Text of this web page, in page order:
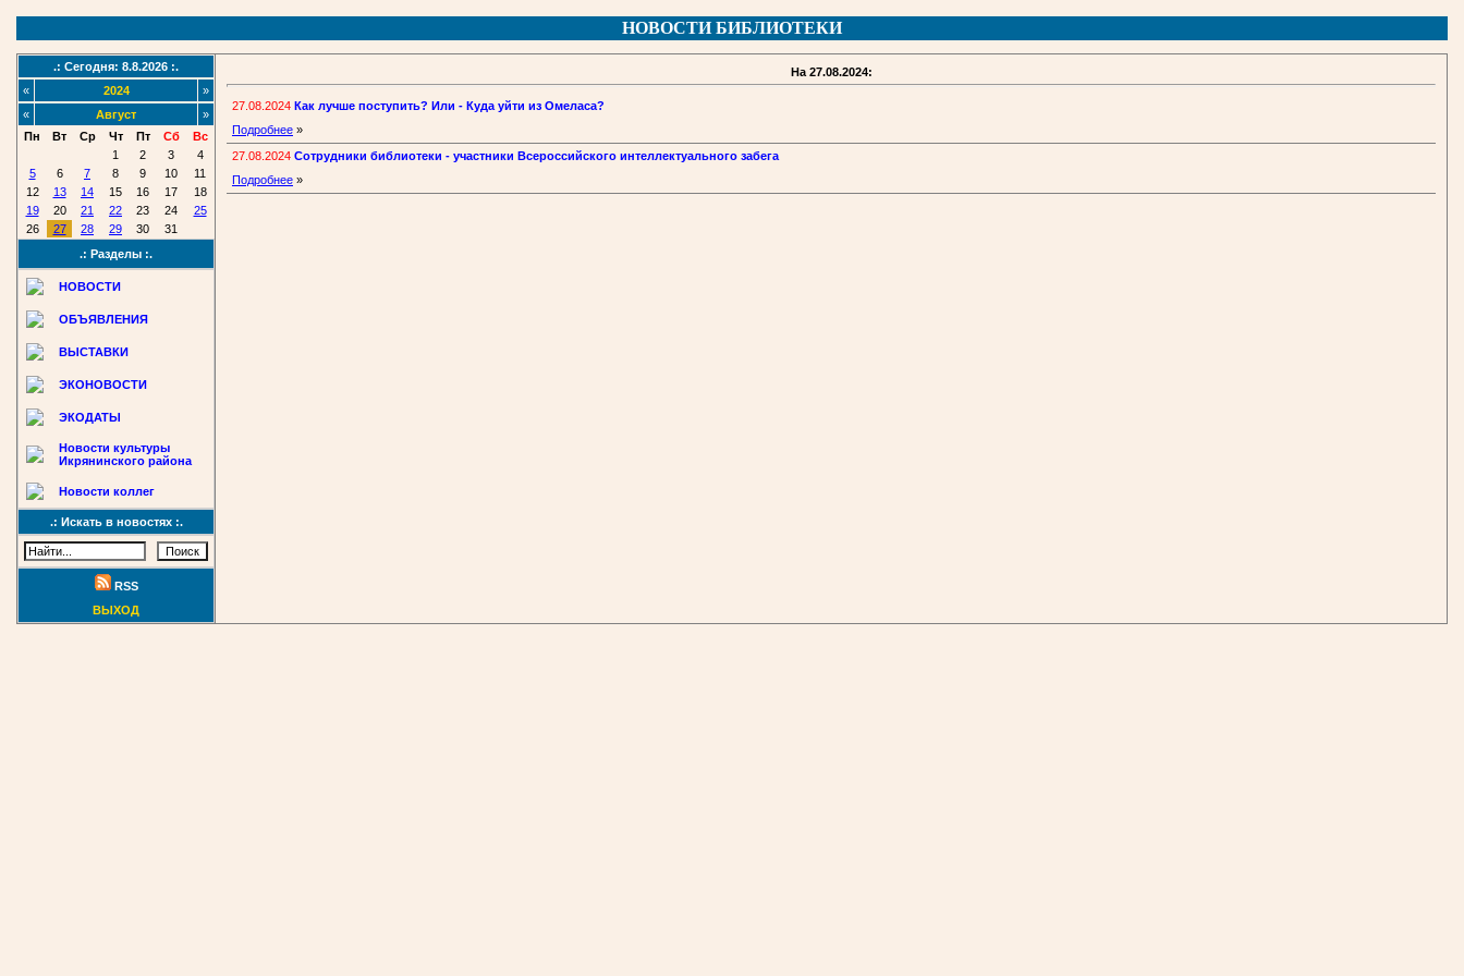
НОВОСТИ БИБЛИОТЕКИ
.: Сегодня: 8.8.2026 :.
«
2024
»
«
Август
»
Пн
Вт Ср Чт Пт Сб
Вс
1
2 3
4
5
6 7 8 9 10
11
12
13 14 15 16 17
18
19
20 21 22 23 24
25
26
27 28 29 30
31
.: Разделы :.
НОВОСТИ
ОБЪЯВЛЕНИЯ
ВЫСТАВКИ
ЭКОНОВОСТИ
ЭКОДАТЫ
Новости культуры
Икрянинского района
Новости коллег
.: Искать в новостях :.
RSS
ВЫХОД
На 27.08.2024:
27.08.2024 Как лучше поступить? Или - Куда уйти из Омеласа?
Подробнее »
27.08.2024 Сотрудники библиотеки - участники Всероссийского интеллектуального забега
Подробнее »